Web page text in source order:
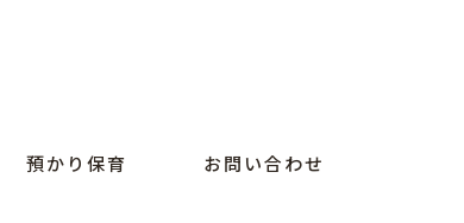
預かり保育 お問い合わせ